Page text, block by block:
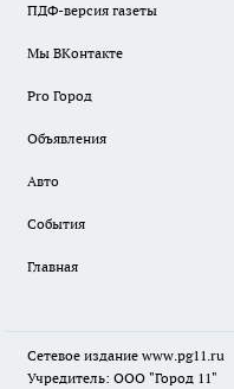
ПДФ-версия газеты
Мы ВКонтакте
Pro Город
Объявления
Авто
События
Главная
Сетевое издание www.pg11.ru
Учредитель: ООО "Город 11"